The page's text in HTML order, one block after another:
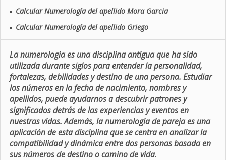
■ Calcular Numerología del apellido Mora Garcia
■ Calcular Numerología del apellido Griego
La numerologia es una disciplina antigua que ha sido
utilizada durante siglos para entender la personalidad,
fortalezas, debilidades y destino de una persona. Estudiar
los números en la fecha de nacimiento, nombres y
apellidos, puede ayudarnos a descubrir patrones y
significados detrás de las experiencias y eventos en
nuestras vidas. Además, la numerologia de pareja es una
aplicación de esta disciplina que se centra en analizar la
compatibilidad y dinámica entre dos personas basada en
sus números de destino o camino de vida.